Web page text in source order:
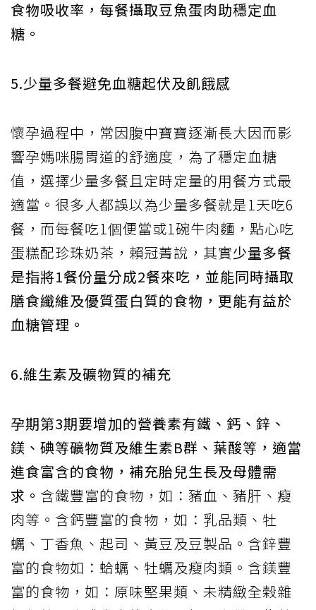
食物吸收率，每餐攝取豆魚蛋肉助穩定血
糖。
5.少量多餐避免血糖起伏及飢餓感
懷孕過程中，常因腹中寶寶逐漸長大因而影
響孕媽咪腸胃道的舒適度，為了穩定血糖
值，選擇少量多餐且定時定量的用餐方式最
適當。很多人都誤以為少量多餐就是1天吃6
餐，而每餐吃1個便當或1碗牛肉麵，點心吃
蛋糕配珍珠奶茶，賴冠菁說，其實少量多餐
是指將1餐份量分成2餐來吃，並能同時攝取
膳食纖維及優質蛋白質的食物，更能有益於
血糖管理。
6.維生素及礦物質的補充
孕期第3期要增加的營養素有鐵、鈣、鋅、
鎂、碘等礦物質及維生素B群、葉酸等，適當
進食富含的食物，補充胎兒生長及母體需
求。 含鐵豐富的食物，如：豬血、豬肝、瘦
肉等。含鈣豐富的食物，如：乳品類、牡
蠣、丁香魚、起司、黃豆及豆製品。含鋅豐
富的食物如：蛤蠣、牡蠣及瘦肉類。含鎂豐
富的食物，如：原味堅果類、未精緻全榖雜